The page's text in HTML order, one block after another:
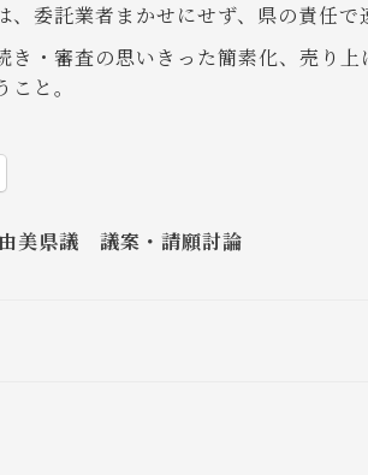
委託業者まかせにせず、県の責任で
・審査の思いきった簡素化、売り上
と。
美県議 議案・請願討論